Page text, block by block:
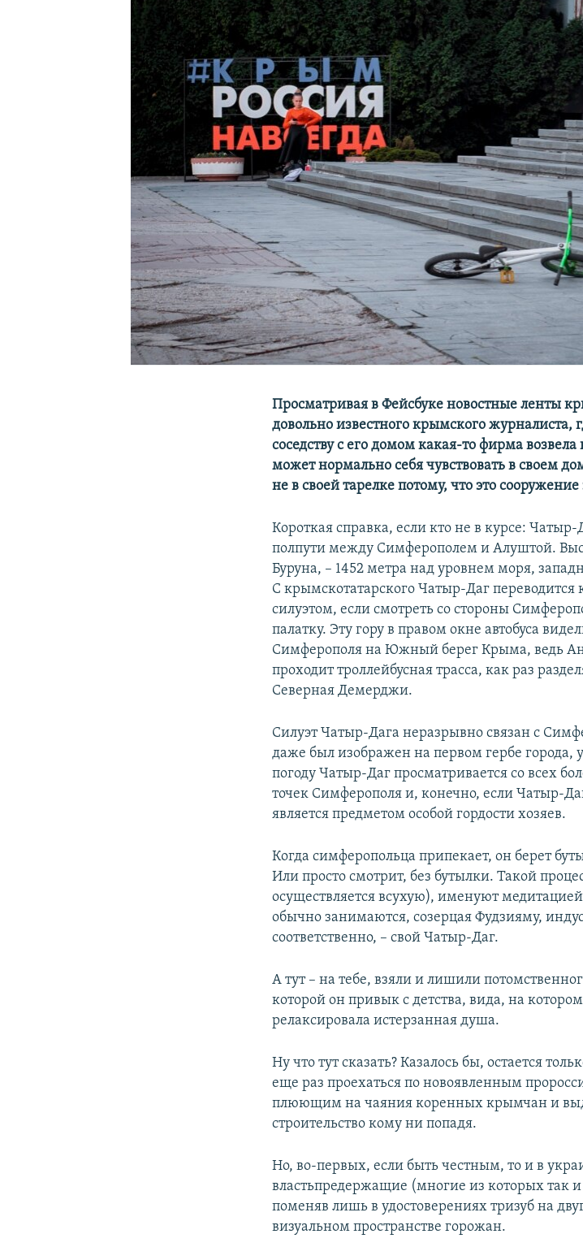
КРЫМ.НЕПОКОРЕННЫЙ
УКРАИНСКАЯ ПРОБЛЕМА КРЫМА
Просматривая в Фейсбуке новостные ленты
довольно известного крымского журналиста,
соседству с его домом какая-то фирма
может нормально себя чувствовать в своем
не в своей тарелке потому, что это
Короткая справка, если кто не в курсе:
полпути между Симферополем и Алуштой.
Буруна, – 1452 метра над уровнем моря,
С крымскотатарского Чатыр-Даг
силуэтом, если смотреть со стороны
палатку. Эту гору в правом окне автобуса
Симферополя на Южный берег Крыма, ведь
проходит троллейбусная трасса, как раз
Северная Демерджи.
Силуэт Чатыр-Дага неразрывно связан с
даже был изображен на первом гербе города,
погоду Чатыр-Даг просматривается со всех
точек Симферополя и, конечно, если Чатыр-
является предметом особой гордости хозяев.
Когда симферопольца припекает, он берет
Или просто смотрит, без бутылки. Такой
осуществляется всухую), именуют
обычно занимаются, созерцая Фудзияму,
соответственно, – свой Чатыр-Даг.
А тут – на тебе, взяли и лишили
которой он привык с детства, вида, на
релаксировала истерзанная душа.
Ну что тут сказать? Казалось бы, остается
еще раз проехаться по новоявленным
плюющим на чаяния коренных крымчан и
строительство кому ни попадя.
Но, во-первых, если быть честным, то и в
властьпредержащие (многие из которых так
поменяв лишь в удостоверениях тризуб на
визуальном пространстве горожан.